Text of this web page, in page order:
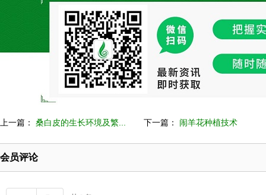
上一篇： 桑白皮的生长环境及繁... 下一篇： 闹羊花种植技术
会员评论